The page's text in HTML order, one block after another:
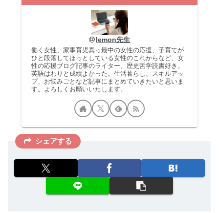
lemon先生
働く女性、家事育児真っ最中の女性の応援、子育てが
ひと段落してほっとしている女性のこれからなど、女
性の応援ブログ記事のライター。歴史哲学読書好き。
英語はわりと成績よかった。生活暮らし、スキルアッ
プ、お悩みごとなど記事にまとめていきたいと思いま
す。よろしくお願いいたします。
シェアする